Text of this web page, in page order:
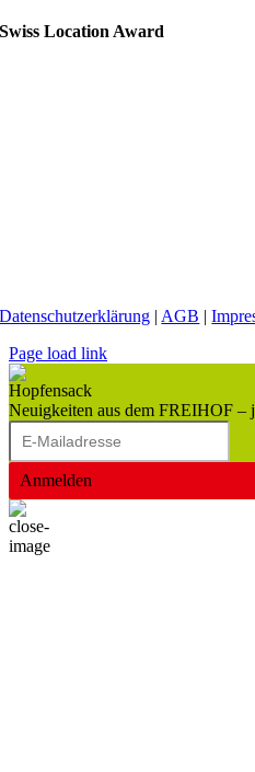
Swiss Location Award
Datenschutzerklärung | AGB |
Page load link
Neuigkeiten aus dem FREIHOF –
Anmelden